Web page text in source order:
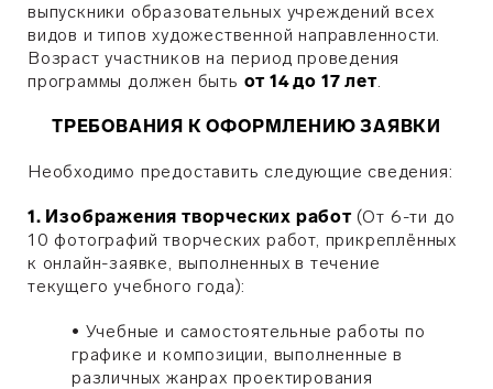
выпускники образовательных учреждений всех
видов и типов художественной направленности.
Возраст участников на период проведения
программы должен быть от 14 до 17 лет.
ТРЕБОВАНИЯ К ОФОРМЛЕНИЮ ЗАЯВКИ
Необходимо предоставить следующие сведения:
1. Изображения творческих работ (От 6-ти до
10 фотографий творческих работ, прикреплённых
к онлайн-заявке, выполненных в течение
текущего учебного года):
• Учебные и самостоятельные работы по
графике и композиции, выполненные в
различных жанрах проектирования